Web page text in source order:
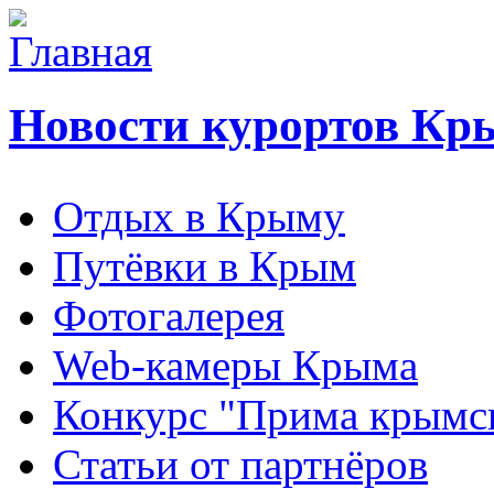
Новости курортов
Отдых в Крыму
Путёвки в Крым
Фотогалерея
Web-камеры Крыма
Конкурс "Прима
Статьи от партнёров